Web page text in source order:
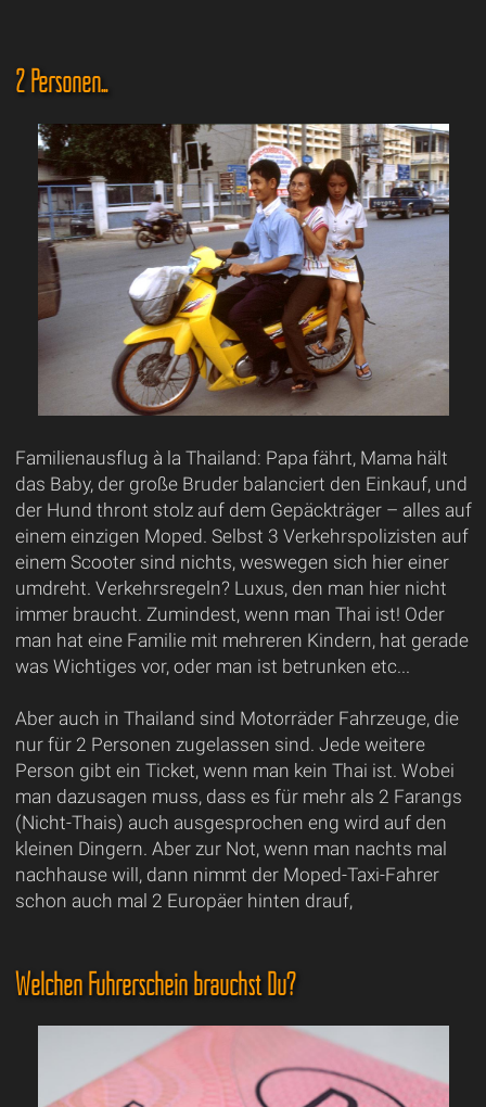
2 Personen...
Familienausflug à la Thailand: Papa fährt, Mama hält
das Baby, der große Bruder balanciert den Einkauf, und
der Hund thront stolz auf dem Gepäckträger – alles auf
einem einzigen Moped. Selbst 3 Verkehrspolizisten auf
einem Scooter sind nichts, weswegen sich hier einer
umdreht. Verkehrsregeln? Luxus, den man hier nicht
immer braucht. Zumindest, wenn man Thai ist! Oder
man hat eine Familie mit mehreren Kindern, hat gerade
was Wichtiges vor, oder man ist betrunken etc...
Aber auch in Thailand sind Motorräder Fahrzeuge, die
nur für 2 Personen zugelassen sind. Jede weitere
Person gibt ein Ticket, wenn man kein Thai ist. Wobei
man dazusagen muss, dass es für mehr als 2 Farangs
(Nicht-Thais) auch ausgesprochen eng wird auf den
kleinen Dingern. Aber zur Not, wenn man nachts mal
nachhause will, dann nimmt der Moped-Taxi-Fahrer
schon auch mal 2 Europäer hinten drauf,
Welchen Führerschein brauchst Du?